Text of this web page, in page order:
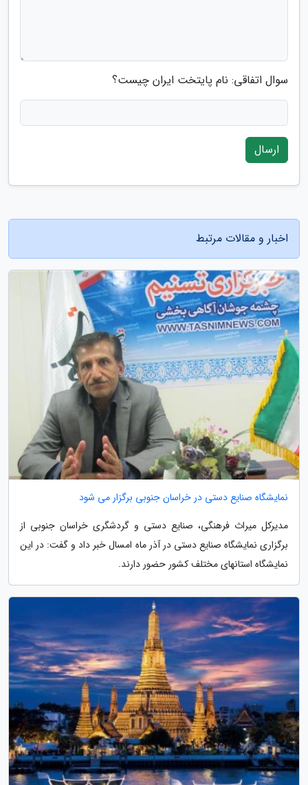
سوال اتفاقی: نام پایتخت ایران چیست؟
ارسال
اخبار و مقالات مرتبط
نمایشگاه صنایع دستی در خراسان جنوبی برگزار می شود
مدیرکل میراث فرهنگی، صنایع دستی و گردشگری خراسان جنوبی از
برگزاری نمایشگاه صنایع دستی در آذر ماه امسال خبر داد و گفت: در این
نمایشگاه استانهای مختلف کشور حضور دارند.